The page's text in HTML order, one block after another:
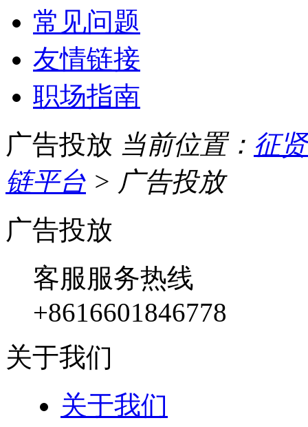
常见问题
友情链接
职场指南
广告投放 当前位置： 征
链平台 > 广告投放
广告投放
客服服务热线
+8616601846778
关于我们
关于我们